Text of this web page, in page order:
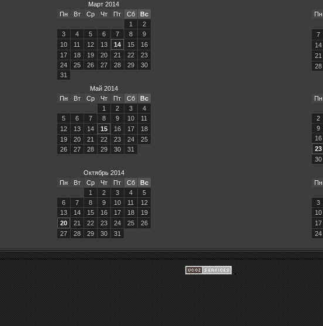
Март 2014
Пн
Вт Ср Чт Пт Сб
Вс
1
2
3
4 5 6 7 8
9
10
11 12 13 14 15
16
17
18 19 20 21 22
23
24
25 26 27 28 29
30
31
Пн
7
14
21
28
Май 2014
Пн
Вт Ср Чт Пт Сб
Вс
1
2 3
4
5
6 7 8 9 10
11
12
13 14 15 16 17
18
19
20 21 22 23 24
25
26
27 28 29 30 31
Пн
2
9
16
23
30
Октябрь 2014
Пн
Вт Ср Чт Пт Сб
Вс
1
2 3 4
5
6
7 8 9 10 11
12
13
14 15 16 17 18
19
20
21 22 23 24 25
26
27
28 29 30 31
Пн
3
10
17
24